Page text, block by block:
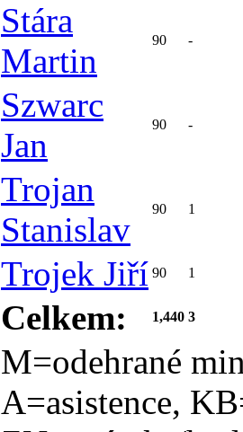
Stára
Martin
90 -
Szwarc
Jan
90 -
Trojan
Stanislav
90 1
Trojek Jiří 90 1
Celkem: 1,440 3
M=odehrané
A=asistence,